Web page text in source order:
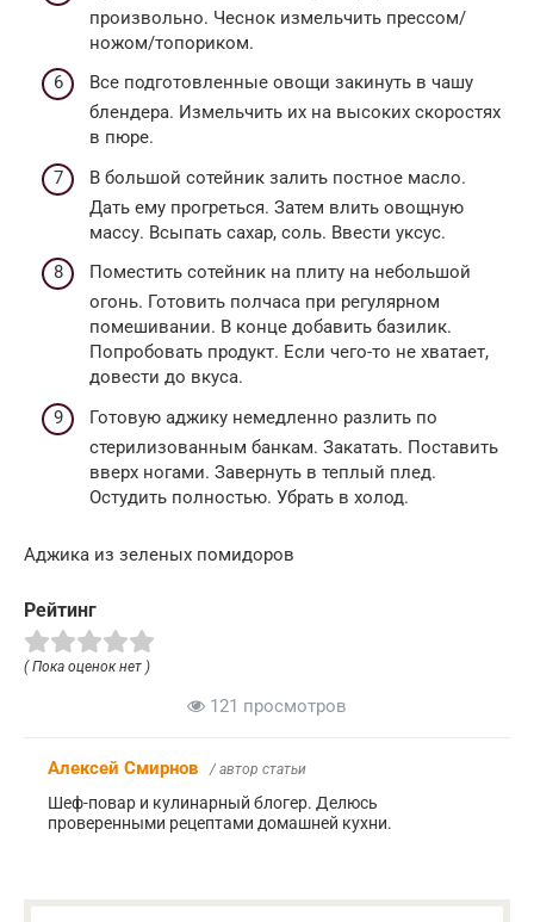
произвольно. Чеснок измельчить прессом/
ножом/топориком.
Все подготовленные овощи закинуть в чашу
блендера. Измельчить их на высоких скоростях
в пюре.
В большой сотейник залить постное масло.
Дать ему прогреться. Затем влить овощную
массу. Всыпать сахар, соль. Ввести уксус.
Поместить сотейник на плиту на небольшой
огонь. Готовить полчаса при регулярном
помешивании. В конце добавить базилик.
Попробовать продукт. Если чего-то не хватает,
довести до вкуса.
Готовую аджику немедленно разлить по
стерилизованным банкам. Закатать. Поставить
вверх ногами. Завернуть в теплый плед.
Остудить полностью. Убрать в холод.
Аджика из зеленых помидоров
Рейтинг
( Пока оценок нет )
121 просмотров
Алексей Смирнов / автор статьи
Шеф-повар и кулинарный блогер. Делюсь
проверенными рецептами домашней кухни.